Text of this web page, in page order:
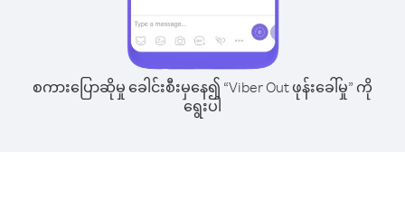
စကားပြောဆိုမှု ခေါင်းစီးမှနေ၍ “Viber Out ဖုန်းခေါ်မှု” ကို
ရွေးပါ